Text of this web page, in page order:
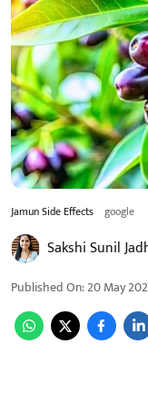
Jamun Side Effects google
Sakshi Sunil
Published On:20 May